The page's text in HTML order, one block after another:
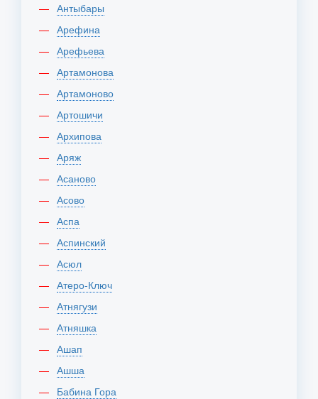
Антыбары
Арефина
Арефьева
Артамонова
Артамоново
Артошичи
Архипова
Аряж
Асаново
Асово
Аспа
Аспинский
Асюл
Атеро-Ключ
Атнягузи
Атняшка
Ашап
Ашша
Бабина Гора